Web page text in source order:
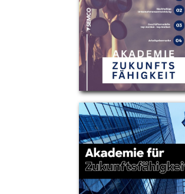
Partner
Über uns